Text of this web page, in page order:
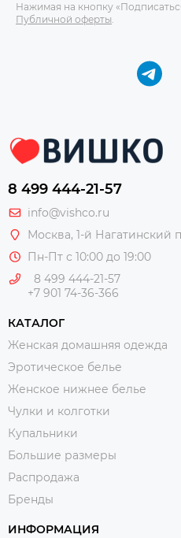
Нажимая на кнопку
Публичной оферты.
8 499 444-21-57
info@vishco.ru
Москва, 1-й Нагатинский
Пн-Пт с 10:00 до 19:00
8 499 444-21-57
+7 901 74-36-366
КАТАЛОГ
Женская домашняя одежда
Эротическое белье
Женское нижнее белье
Чулки и колготки
Купальники
Большие размеры
Распродажа
Бренды
ИНФОРМАЦИЯ